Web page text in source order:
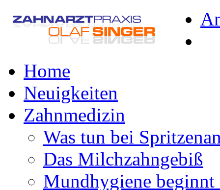
Home
Neuigkeiten
Zahnmedizin
Was tun bei
Das Milchzahngebiß
Mundhygiene beginnt